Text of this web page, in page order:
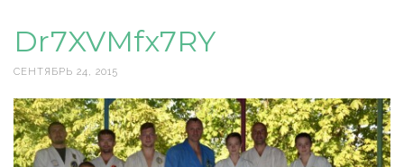
Dr7XVMfx7RY
СЕНТЯБРЬ 24, 2015